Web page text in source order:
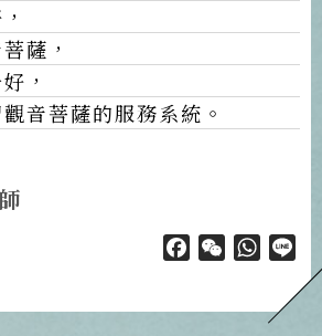
薩，
，
音菩薩的服務系統。
FacebookWeChat